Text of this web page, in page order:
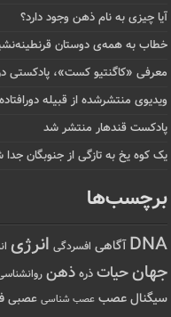
آیا چیزی به نام ذهن وجود دارد؟
خطاب به همه‌ی دوستان
معرفی «کاگنتیو کست»، پادکستی
ویدیوی منتشرشده از قبیله
پادکست قندهار منتشر شد
یک کوه یخ به تازگی از جنوبگان
برچسب‌ها
DNA آگاهی افسردگی انرژی
جهانحیات ذره ذهن
سیگنال عصب عصب شناسی عصبی